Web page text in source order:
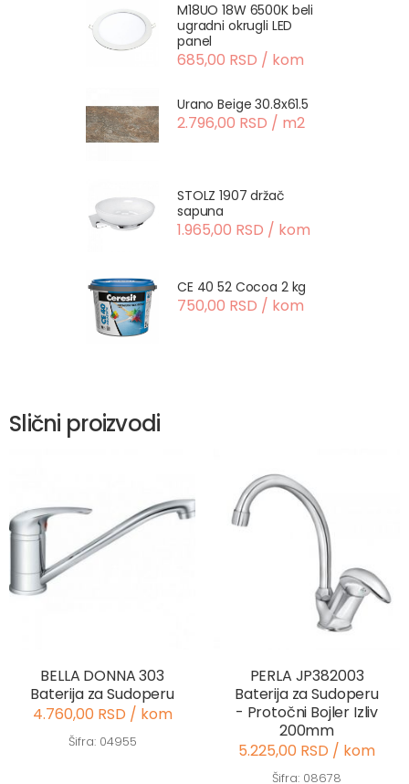
M18UO 18W 6500K beli
ugradni okrugli LED
panel
685,00 RSD / kom
Urano Beige 30.8x61.5
2.796,00 RSD / m2
STOLZ 1907 držač
sapuna
1.965,00 RSD / kom
CE 40 52 Cocoa 2 kg
750,00 RSD / kom
Slični proizvodi
BELLA DONNA 303
Baterija za Sudoperu
4.760,00 RSD / kom
Šifra: 04955
PERLA JP382003
Baterija za Sudoperu
- Protočni Bojler Izliv
200mm
5.225,00 RSD / kom
Šifra: 08678